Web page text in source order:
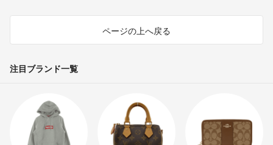
ページの上へ戻る
注目ブランド一覧